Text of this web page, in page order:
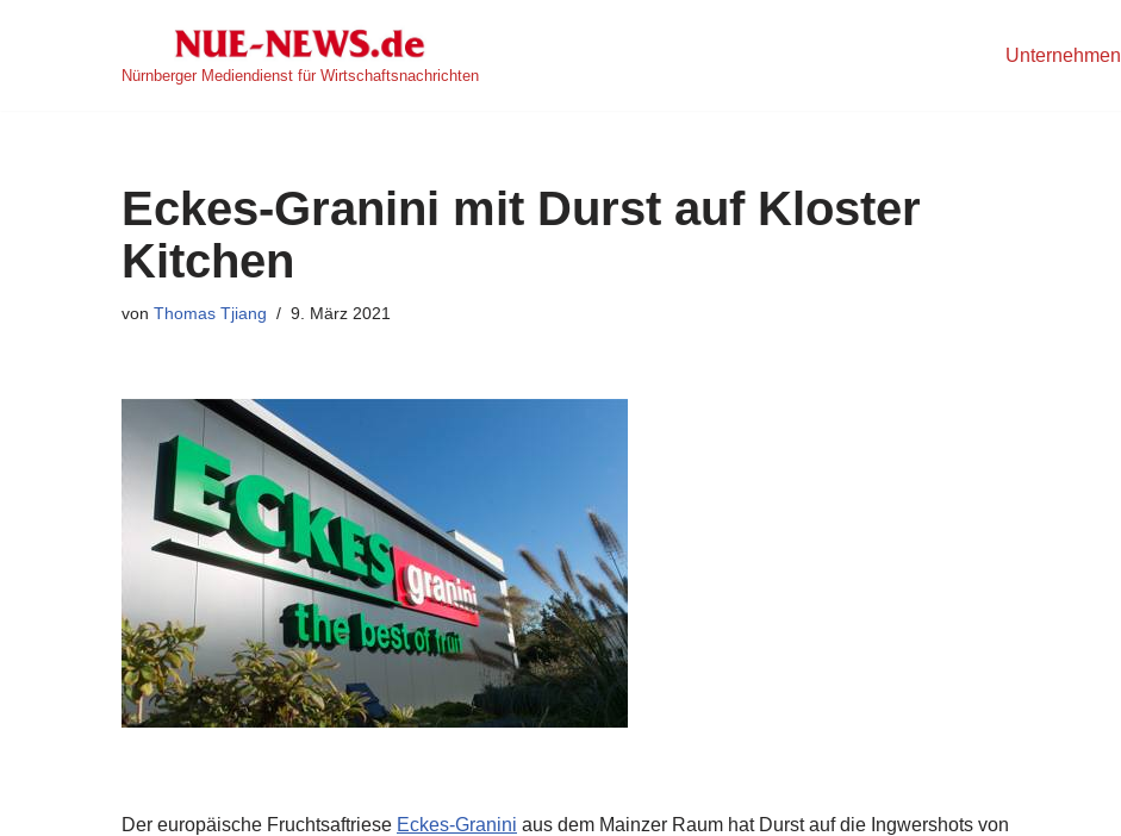
Nürnberger Mediendienst für Wirtschaftsnachrichten
Unternehmen
Eckes-Granini mit Durst auf Kloster
Kitchen
von Thomas Tjiang 9. März 2021
Der europäische Fruchtsaftriese Eckes-Granini aus dem Mainzer Raum hat Durst auf die Ingwershots von